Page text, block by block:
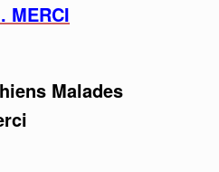
MERCI
Malades